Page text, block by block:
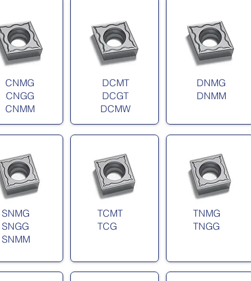
CNMG
CNGG
CNMM
DCMT
DCGT
DCMW
DNMG
DNMM
SNMG
SNGG
SNMM
TCMT
TCG
TNMG
TNGG